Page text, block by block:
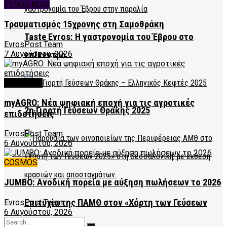
Taste Evros: Η γαστρονομία του Έβρου στο
επίκεντρο
2η Γιορτή Γεύσεων Θράκης 2025
Επιτυχία της ΠΑΜΘ στον «Χάρτη των Γεύσεων
2025»
EVROS NOW
Τραυματισμός 15χρονης στη Σαμοθράκη
EvrosPost Team
7 Αυγούστου, 2026
myAGRO: Νέα ψηφιακή εποχή για τις αγροτικές
επιδοτήσεις
EvrosPost Team
6 Αυγούστου, 2026
COSMOS
JUMBO: Ανοδική πορεία με αύξηση πωλήσεων το 2026
EvrosPost Team
6 Αυγούστου, 2026